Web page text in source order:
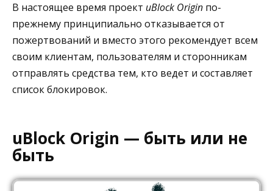
В настоящее время проект uBlock Origin по-
прежнему принципиально отказывается от
пожертвований и вместо этого рекомендует всем
своим клиентам, пользователям и сторонникам
отправлять средства тем, кто ведет и составляет
список блокировок.
uBlock Origin — быть или не
быть